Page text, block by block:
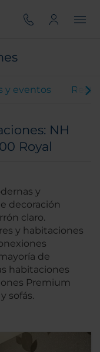
y eventos
NH
Royal
y
decoración
claro.
y habitaciones
de
habitaciones
Premium
sofás.